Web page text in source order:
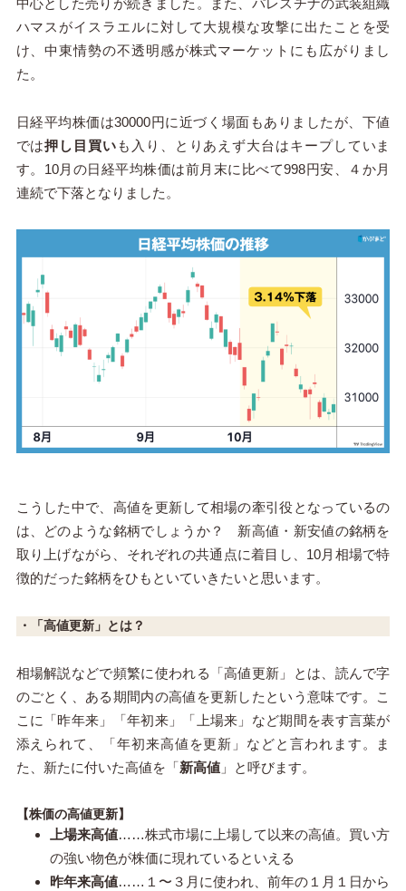
ハマスがイスラエルに対して大規模な攻撃に出たことを受
け、中東情勢の不透明感が株式マーケットにも広がりまし
た。
日経平均株価は30000円に近づく場面もありましたが、下値
では押し目買い も入り、とりあえず大台はキープしていま
す。10月の日経平均株価は前月末に比べて998円安、４か月
連続で下落となりました。
こうした中で、高値を更新して相場の牽引役となっているの
は、どのような銘柄でしょうか？ 新高値・新安値の銘柄を
取り上げながら、それぞれの共通点に着目し、10月相場で特
徴的だった銘柄をひもといていきたいと思います。
・「高値更新」とは？
相場解説などで頻繁に使われる「高値更新」とは、読んで字
のごとく、ある期間内の高値を更新したという意味です。こ
こに「昨年来」「年初来」「上場来」など期間を表す言葉が
添えられて、「年初来高値を更新」などと言われます。ま
た、新たに付いた高値を「新高値」と呼びます。
【株価の高値更新】
上場来高値……株式市場に上場して以来の高値。買い方
の強い物色が株価に現れているといえる
昨年来高値……１〜３月に使われ、前年の１月１日から